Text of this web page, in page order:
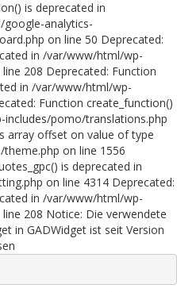
is deprecated in
analytics-
on line 50 Deprecated:
in /var/www/html/wp-
208 Deprecated: Function
in /var/www/html/wp-
Function create_function()
pomo/translations.php
array offset on value of type
on line 1556
is deprecated in
on line 4314 Deprecated:
in /var/www/html/wp-
208 Notice: Die verwendete
in GADWidget ist seit Version